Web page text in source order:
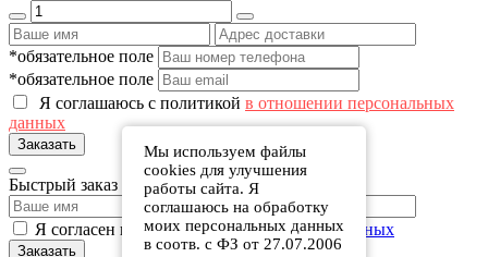
*обязательное поле
*обязательное поле
Я соглашаюсь с политикой в отношении персональных
данных
Заказать
Быстрый заказ
Я согласен на обработку персональных данных
Заказать
Мы используем файлы
cookies для улучшения
работы сайта. Я
соглашаюсь на обработку
моих персональных данных
в соотв. с ФЗ от 27.07.2006